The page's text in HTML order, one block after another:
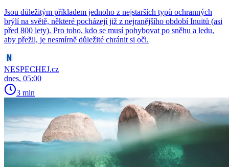
Jsou důležitým příkladem jednoho z nejstarších typů ochranných
brýlí na světě, některé pocházejí již z nejranějšího období Inuitů (asi
před 800 lety). Pro toho, kdo se musí pohybovat po sněhu a ledu,
aby přežil, je nesmírně důležité chránit si oči.
NESPECHEJ.cz
dnes, 05:00
3 min